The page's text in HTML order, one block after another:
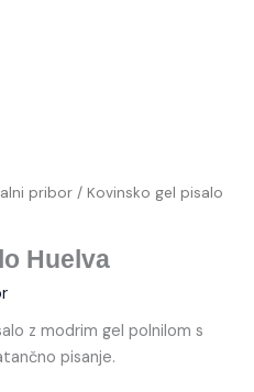
pribor / Kovinsko gel pisalo
Huelva
z modrim gel polnilom s
pisanje.